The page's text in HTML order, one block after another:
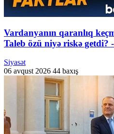
Vardanyanın qaranlıq
Taleb özü niyə riskə getdi?
Siyasət
06 avqust 2026 44 baxış